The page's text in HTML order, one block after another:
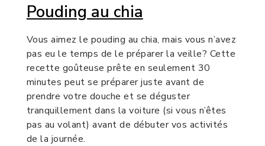
Pouding au chia
Vous aimez le pouding au chia, mais vous n’avez
pas eu le temps de le préparer la veille? Cette
recette goûteuse prête en seulement 30
minutes peut se préparer juste avant de
prendre votre douche et se déguster
tranquillement dans la voiture (si vous n’êtes
pas au volant) avant de débuter vos activités
de la journée.